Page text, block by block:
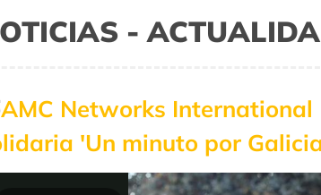
-
AMC Networks
'Un minuto por